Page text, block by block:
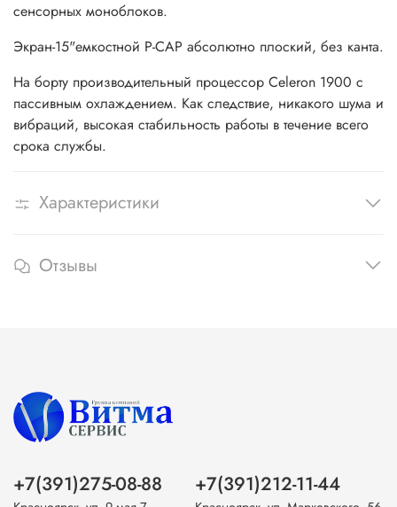
сенсорных моноблоков.
Экран-15"емкостной P-CAP абсолютно плоский, без канта.
На борту производительный процессор Celeron 1900 с
пассивным охлаждением. Как следствие, никакого шума и
вибраций, высокая стабильность работы в течение всего
срока службы.
Характеристики
Отзывы
+7(391)275-08-88 +7(391)212-11-44